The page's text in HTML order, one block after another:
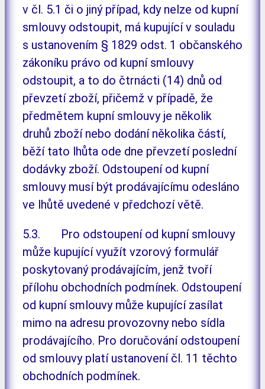
v čl. 5.1 či o jiný případ, kdy nelze od kupní
smlouvy odstoupit, má kupující v souladu
s ustanovením § 1829 odst. 1 občanského
zákoníku právo od kupní smlouvy
odstoupit, a to do čtrnácti (14) dnů od
převzetí zboží, přičemž v případě, že
předmětem kupní smlouvy je několik
druhů zboží nebo dodání několika částí,
běží tato lhůta ode dne převzetí poslední
dodávky zboží. Odstoupení od kupní
smlouvy musí být prodávajícímu odesláno
ve lhůtě uvedené v předchozí větě.
5.3. Pro odstoupení od kupní smlouvy
může kupující využít vzorový formulář
poskytovaný prodávajícím, jenž tvoří
přílohu obchodních podmínek. Odstoupení
od kupní smlouvy může kupující zasílat
mimo na adresu provozovny nebo sídla
prodávajícího. Pro doručování odstoupení
od smlouvy platí ustanovení čl. 11 těchto
obchodních podmínek.